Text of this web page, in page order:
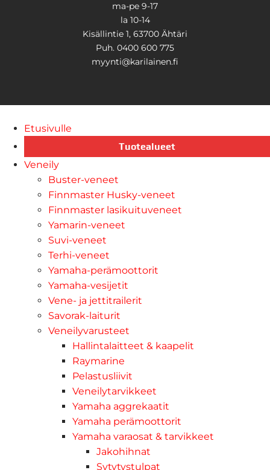
ma-pe 9-17
la 10-14
Kisällintie 1, 63700 Ähtäri
Puh. 0400 600 775
myynti@karilainen.fi
Etusivulle
Tuotealueet
Veneily
Buster-veneet
Finnmaster Husky-veneet
Finnmaster lasikuituveneet
Yamarin-veneet
Suvi-veneet
Terhi-veneet
Yamaha-perämoottorit
Yamaha-vesijetit
Vene- ja jettitrailerit
Savorak-laiturit
Veneilyvarusteet
Hallintalaitteet & kaapelit
Raymarine
Pelastusliivit
Veneilytarvikkeet
Yamaha aggrekaatit
Yamaha perämoottorit
Yamaha varaosat & tarvikkeet
Jakohihnat
Sytytystulpat